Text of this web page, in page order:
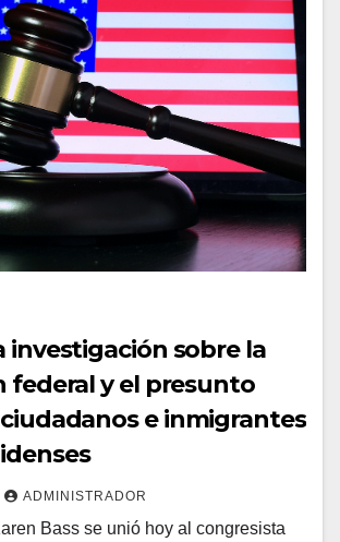
investigación sobre la
federal y el presunto
e inmigrantes
ADMINISTRADOR
Bass se unió hoy al congresista